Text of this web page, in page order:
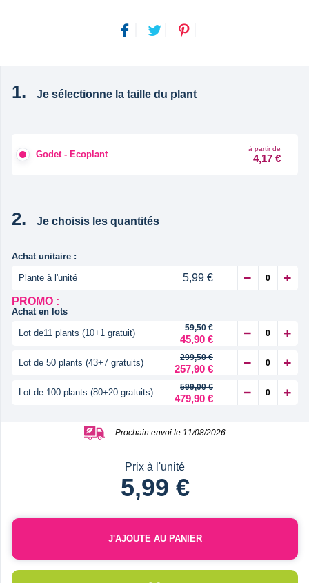
Je sélectionne la taille du plant
Godet - Ecoplant
à partir de
4,17 €
Je choisis les quantités
Achat unitaire :
Plante à l'unité
5,99 €
PROMO :
Achat en lots
Lot de11 plants (10+1 gratuit) 59,50 €
45,90 €
Lot de 50 plants (43+7 gratuits) 299,50 €
257,90 €
Lot de 100 plants (80+20 gratuits) 599,00 €
479,90 €
Prochain envoi le 11/08/2026
Prix à l'unité
5,99 €
J'AJOUTE AU PANIER